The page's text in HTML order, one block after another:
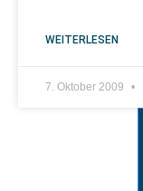
WEITERLESEN
7. Oktober 2009